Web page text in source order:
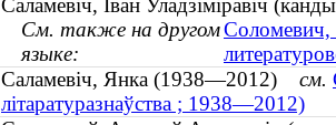
Саламевіч, Іван Уладзіміравіч
См. также на другом
языке:
Соломевич,
Саламевіч, Янка (1938—2012) см.
літаратуразнаўства ; 1938—2012)